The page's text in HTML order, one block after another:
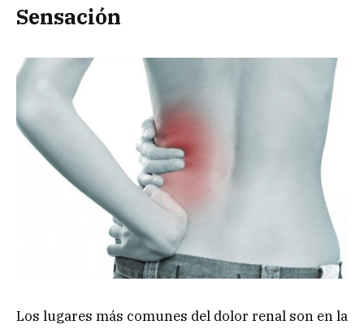
Sensación
Los lugares más comunes del dolor renal son en la